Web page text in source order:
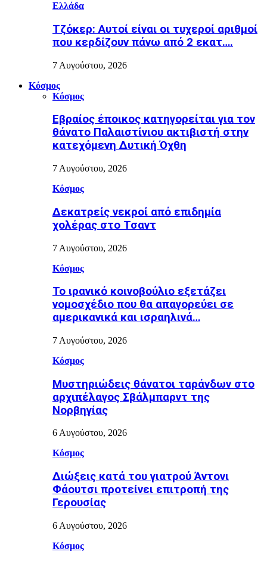
Ελλάδα
Τζόκερ: Αυτοί είναι οι τυχεροί αριθμοί
που κερδίζουν πάνω από 2 εκατ….
7 Αυγούστου, 2026
Κόσμος
Κόσμος
Εβραίος έποικος κατηγορείται για τον
θάνατο Παλαιστίνιου ακτιβιστή στην
κατεχόμενη Δυτική Όχθη
7 Αυγούστου, 2026
Κόσμος
Δεκατρείς νεκροί από επιδημία
χολέρας στο Τσαντ
7 Αυγούστου, 2026
Κόσμος
Το ιρανικό κοινοβούλιο εξετάζει
νομοσχέδιο που θα απαγορεύει σε
αμερικανικά και ισραηλινά…
7 Αυγούστου, 2026
Κόσμος
Μυστηριώδεις θάνατοι ταράνδων στο
αρχιπέλαγος Σβάλμπαρντ της
Νορβηγίας
6 Αυγούστου, 2026
Κόσμος
Διώξεις κατά του γιατρού Άντονι
Φάουτσι προτείνει επιτροπή της
Γερουσίας
6 Αυγούστου, 2026
Κόσμος